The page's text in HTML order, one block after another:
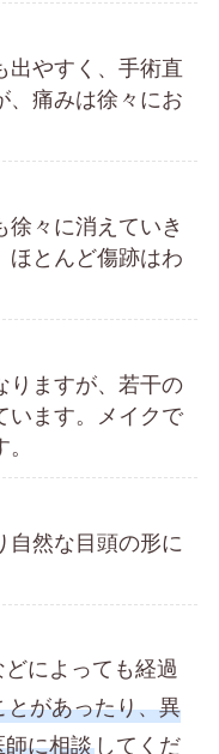
出やすく、手術直
、痛みは徐々にお
々に消えていき
ほとんど傷跡はわ
りますが、若干の
います。メイクで
自然な目頭の形に
によっても経過
とがあったり、異
に相談してくだ